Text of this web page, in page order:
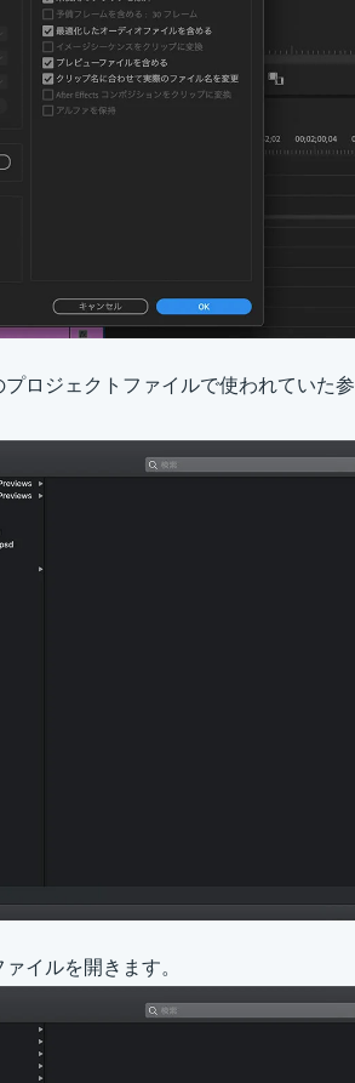
ロジェクトファイルで使われていた参
イルを開きます。